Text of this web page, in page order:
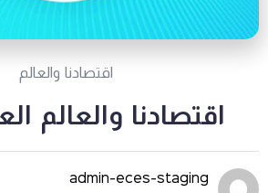
اقتصادنا والعالم
اقتصادنا والعالم العدد
admin-eces-staging